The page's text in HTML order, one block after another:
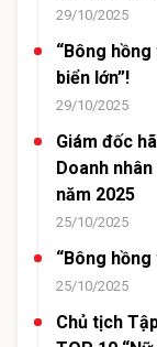
29/10/2025
“Bông
biển lớn”!
29/10/2025
Giám đốc
Doanh
năm 2025
25/10/2025
“Bông
25/10/2025
Chủ tịch